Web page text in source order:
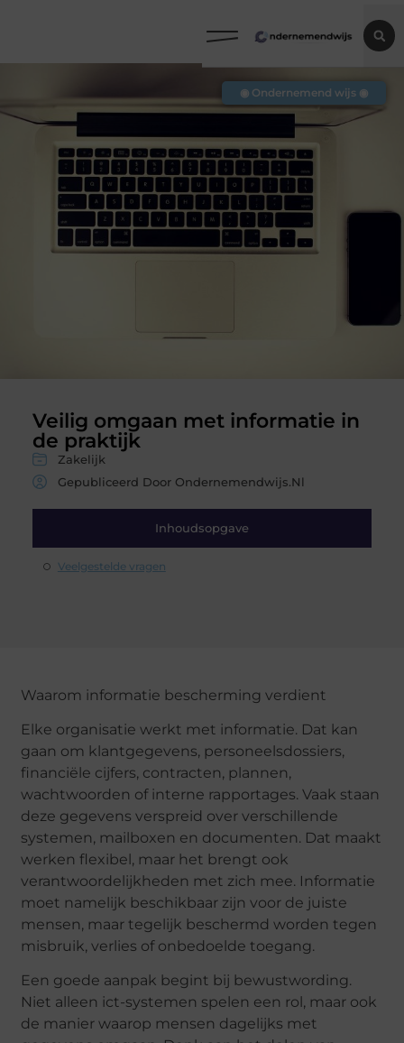
Veilig omgaan met informatie in
de praktijk
Zakelijk
Gepubliceerd Door Ondernemendwijs.nl
Inhoudsopgave
Veelgestelde vragen
◉ Ondernemend wijs ◉
Waarom informatie bescherming verdient
Elke organisatie werkt met informatie. Dat kan
gaan om klantgegevens, personeelsdossiers,
financiële cijfers, contracten, plannen,
wachtwoorden of interne rapportages. Vaak staan
deze gegevens verspreid over verschillende
systemen, mailboxen en documenten. Dat maakt
werken flexibel, maar het brengt ook
verantwoordelijkheden met zich mee. Informatie
moet namelijk beschikbaar zijn voor de juiste
mensen, maar tegelijk beschermd worden tegen
misbruik, verlies of onbedoelde toegang.
Een goede aanpak begint bij bewustwording.
Niet alleen ict-systemen spelen een rol, maar ook
de manier waarop mensen dagelijks met